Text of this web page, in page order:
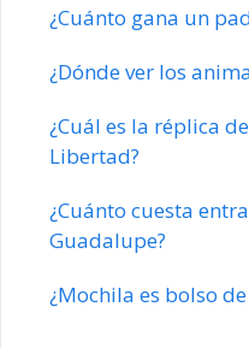
¿Cuánto gana un
¿Dónde ver los
¿Cuál es la réplica
Libertad?
¿Cuánto cuesta
Guadalupe?
¿Mochila es bolso